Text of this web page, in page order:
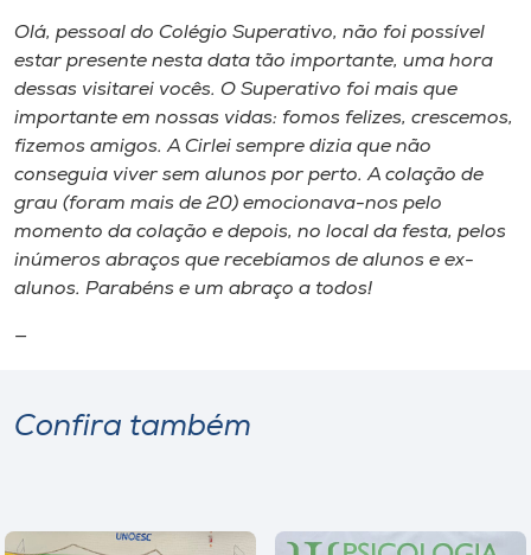
Olá, pessoal do Colégio Superativo, não foi possível
estar presente nesta data tão importante, uma hora
dessas visitarei vocês. O Superativo foi mais que
importante em nossas vidas: fomos felizes, crescemos,
fizemos amigos. A Cirlei sempre dizia que não
conseguia viver sem alunos por perto. A colação de
grau (foram mais de 20) emocionava-nos pelo
momento da colação e depois, no local da festa, pelos
inúmeros abraços que recebíamos de alunos e ex-
alunos. Parabéns e um abraço a todos!
—
Confira também